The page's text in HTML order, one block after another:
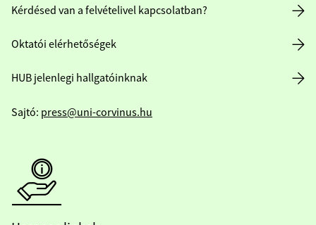
Kérdésed van a felvételivel kapcsolatban?
Oktatói elérhetőségek
HUB jelenlegi hallgatóinknak
Sajtó: press@uni-corvinus.hu